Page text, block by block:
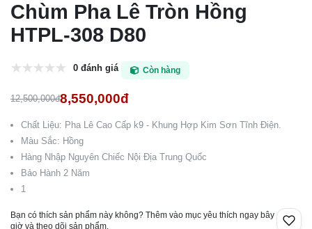
Chùm Pha Lê Tròn Hồng
HTPL-308 D80
0 đánh giá Còn hàng
12,500,000đ8,550,000đ
Chất Liệu: Pha Lê Cao Cấp k9 - Khung Hợp Kim Sơn Tĩnh Điện.
Màu Sắc: Hồng
Hàng Nhập Nguyên Chiếc Nội Địa Trung Quốc
Bảo Hành 2 Năm
1
Bạn có thích sản phẩm này không? Thêm vào mục yêu thích ngay bây
giờ và theo dõi sản phẩm.